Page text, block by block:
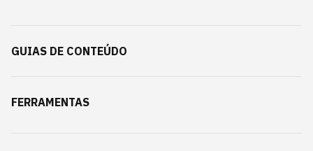
GUIAS DE CONTEÚDO
FERRAMENTAS